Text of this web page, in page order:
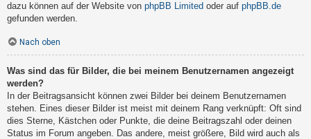
dazu können auf der Website von phpBB Limited oder auf phpBB.de
gefunden werden.
Nach oben
Was sind das für Bilder, die bei meinem Benutzernamen angezeigt
werden?
In der Beitragsansicht können zwei Bilder bei deinem Benutzernamen
stehen. Eines dieser Bilder ist meist mit deinem Rang verknüpft: Oft sind
dies Sterne, Kästchen oder Punkte, die deine Beitragszahl oder deinen
Status im Forum angeben. Das andere, meist größere, Bild wird auch als